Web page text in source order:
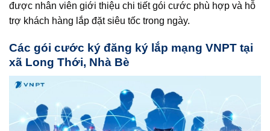
được nhân viên giới thiệu chi tiết gói cước phù hợp và hỗ
trợ khách hàng lắp đặt siêu tốc trong ngày.
Các gói cước ký đăng ký lắp mạng VNPT tại
xã Long Thới, Nhà Bè